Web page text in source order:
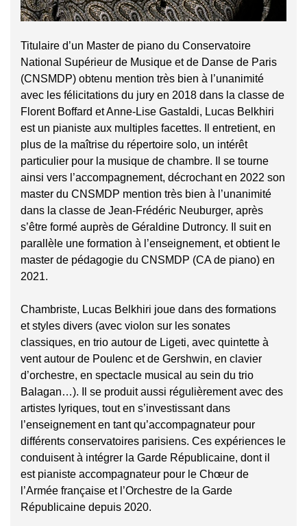
Titulaire d’un Master de piano du Conservatoire
National Supérieur de Musique et de Danse de Paris
(CNSMDP) obtenu mention très bien à l’unanimité
avec les félicitations du jury en 2018 dans la classe de
Florent Boffard et Anne-Lise Gastaldi, Lucas Belkhiri
est un pianiste aux multiples facettes. Il entretient, en
plus de la maîtrise du répertoire solo, un intérêt
particulier pour la musique de chambre. Il se tourne
ainsi vers l’accompagnement, décrochant en 2022 son
master du CNSMDP mention très bien à l’unanimité
dans la classe de Jean-Frédéric Neuburger, après
s’être formé auprès de Géraldine Dutroncy. Il suit en
parallèle une formation à l’enseignement, et obtient le
master de pédagogie du CNSMDP (CA de piano) en
2021.
Chambriste, Lucas Belkhiri joue dans des formations
et styles divers (avec violon sur les sonates
classiques, en trio autour de Ligeti, avec quintette à
vent autour de Poulenc et de Gershwin, en clavier
d’orchestre, en spectacle musical au sein du trio
Balagan…). Il se produit aussi régulièrement avec des
artistes lyriques, tout en s’investissant dans
l’enseignement en tant qu’accompagnateur pour
différents conservatoires parisiens. Ces expériences le
conduisent à intégrer la Garde Républicaine, dont il
est pianiste accompagnateur pour le Chœur de
l’Armée française et l’Orchestre de la Garde
Républicaine depuis 2020.